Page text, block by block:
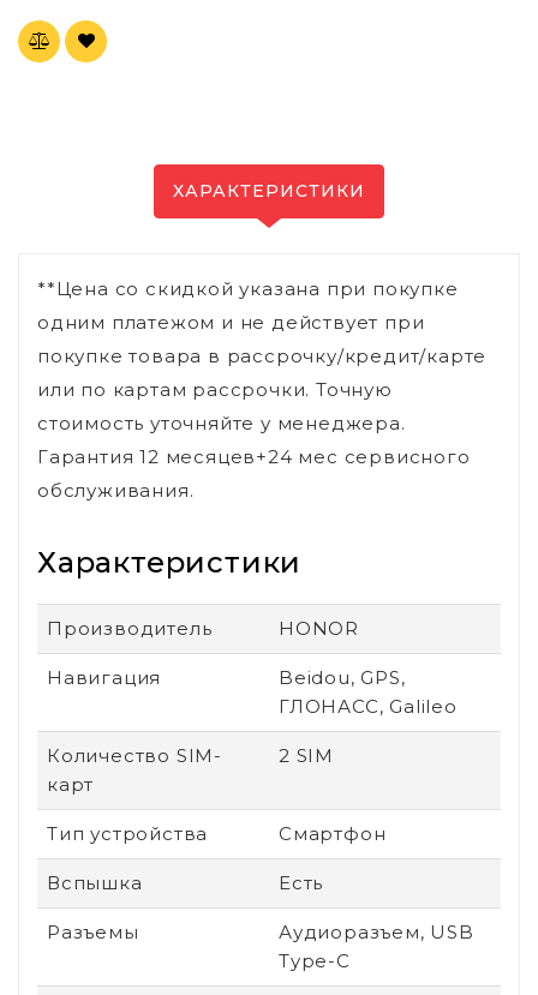
ХАРАКТЕРИСТИКИ
**Цена со скидкой указана при покупке
одним платежом и не действует при
покупке товара в рассрочку/кредит/карте
или по картам рассрочки. Точную
стоимость уточняйте у менеджера.
Гарантия 12 месяцев+24 мес сервисного
обслуживания.
Характеристики
Производитель HONOR
Навигация
Beidou, GPS,
ГЛОНАСС, Galileo
Количество SIM-
карт
2 SIM
Тип устройства Смартфон
Вспышка Есть
Разъемы
Аудиоразъем, USB
Type-C